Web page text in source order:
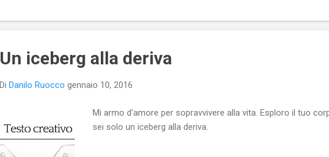
Un iceberg alla deriva
Di Danilo Ruocco gennaio 10, 2016
Mi armo d'amore per sopravvivere alla vita. Esploro il tuo
sei solo un iceberg alla deriva.